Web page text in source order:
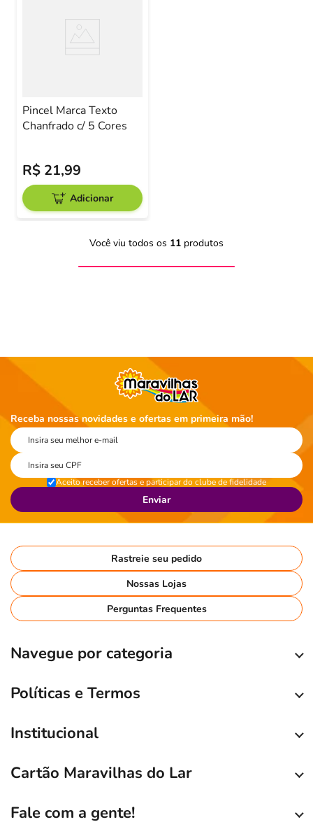
Pincel Marca Texto
Chanfrado c/ 5 Cores
R$ 21,99
Adicionar
Você viu todos os 11 produtos
Receba nossas novidades e ofertas em primeira mão!
Aceito receber ofertas e participar do clube de fidelidade
Enviar
Rastreie seu pedido
Nossas Lojas
Perguntas Frequentes
Navegue por categoria
Políticas e Termos
Institucional
Cartão Maravilhas do Lar
Fale com a gente!